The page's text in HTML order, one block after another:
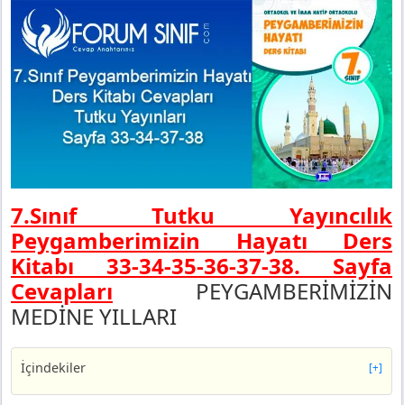
7.Sınıf Tutku Yayıncılık
Peygamberimizin Hayatı Ders
Kitabı 33-34-35-36-37-38. Sayfa
Cevapları PEYGAMBERİMİZİN
MEDİNE YILLARI
İçindekiler [+]
7. Sınıf Peygamberimizin Hayatı Tutku Yayıncılık Sayfa